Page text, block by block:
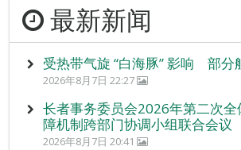
最新新闻
受热带气旋 “白海豚” 影响 部分
2026年8月7日 22:27
长者事务委员会2026年第二次
障机制跨部门协调小组联合会议
2026年8月7日 20:41